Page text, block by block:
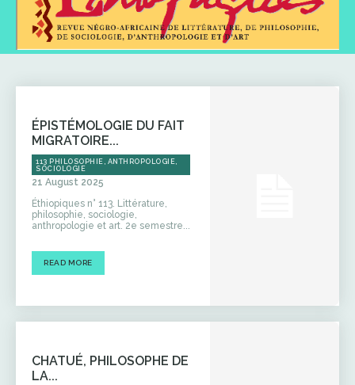
ÉPISTÉMOLOGIE DU FAIT
MIGRATOIRE...
113 PHILOSOPHIE, ANTHROPOLOGIE,
SOCIOLOGIE
21 August 2025
Éthiopiques n° 113. Littérature,
philosophie, sociologie,
anthropologie et art. 2e semestre...
READ MORE
CHATUÉ, PHILOSOPHE DE
LA...